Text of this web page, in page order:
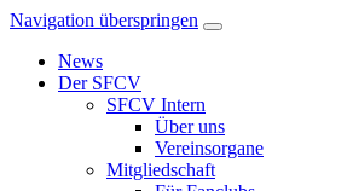
Navigation überspringen
News
Der SFCV
SFCV Intern
Über uns
Vereinsorgane
Mitgliedschaft